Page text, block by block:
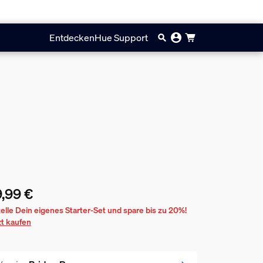
EntdeckenHue Support
Preis ist 99,99 €
€
Dein eigenes Starter-Set und spare bis zu 20%!
kaufen